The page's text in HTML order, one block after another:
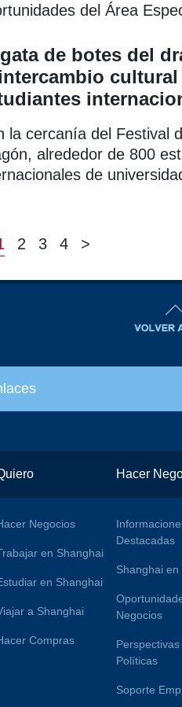
del Área
de botes del
cultural
la cercanía del Festival
alrededor de 800
de
carrera de botes de
2 3 4 >
Negocios
en Shanghai
en Shanghai
a Shanghai
Compras
Hacer
Destacadas
Shanghai
Negocios
Perspectivas
Políticas
Soporte